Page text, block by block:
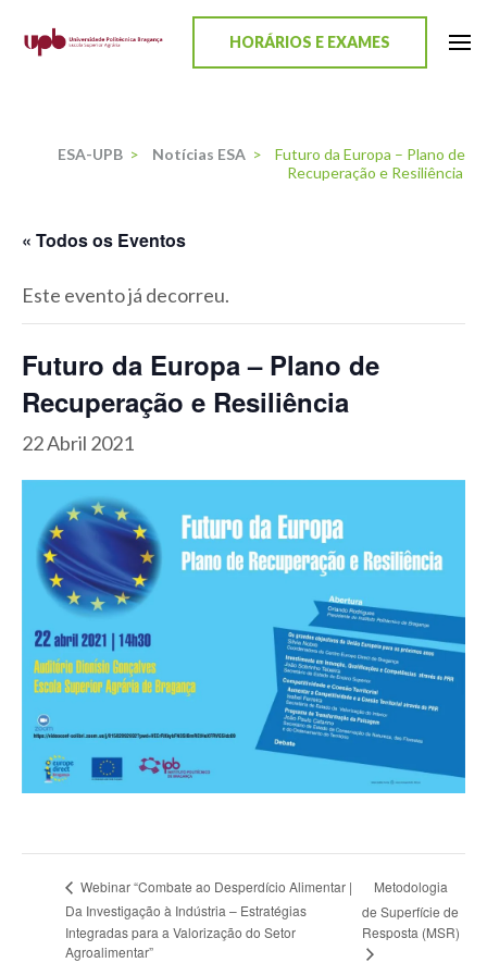
HORÁRIOS E EXAMES
ESA-UPB > Notícias ESA >
Futuro da Europa – Plano de
Recuperação e Resiliência
« Todos os Eventos
Este evento já decorreu.
Futuro da Europa – Plano de
Recuperação e Resiliência
22 Abril 2021
Webinar “Combate ao Desperdício Alimentar |
Da Investigação à Indústria – Estratégias
Integradas para a Valorização do Setor
Agroalimentar”
Metodologia
de Superfície de
Resposta (MSR)